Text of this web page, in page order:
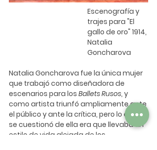
Escenografía y
trajes para "El
gallo de oro" 1914,
Natalia
Goncharova
Natalia Goncharova fue la única mujer
que trabajó como diseñadora de
escenarios para los Ballets Rusos, y
como artista triunfó ampliamente ante
el público y ante la crítica, pero lo que
se cuestionó de ella era que llevaba un
estilo de vida alejada de los